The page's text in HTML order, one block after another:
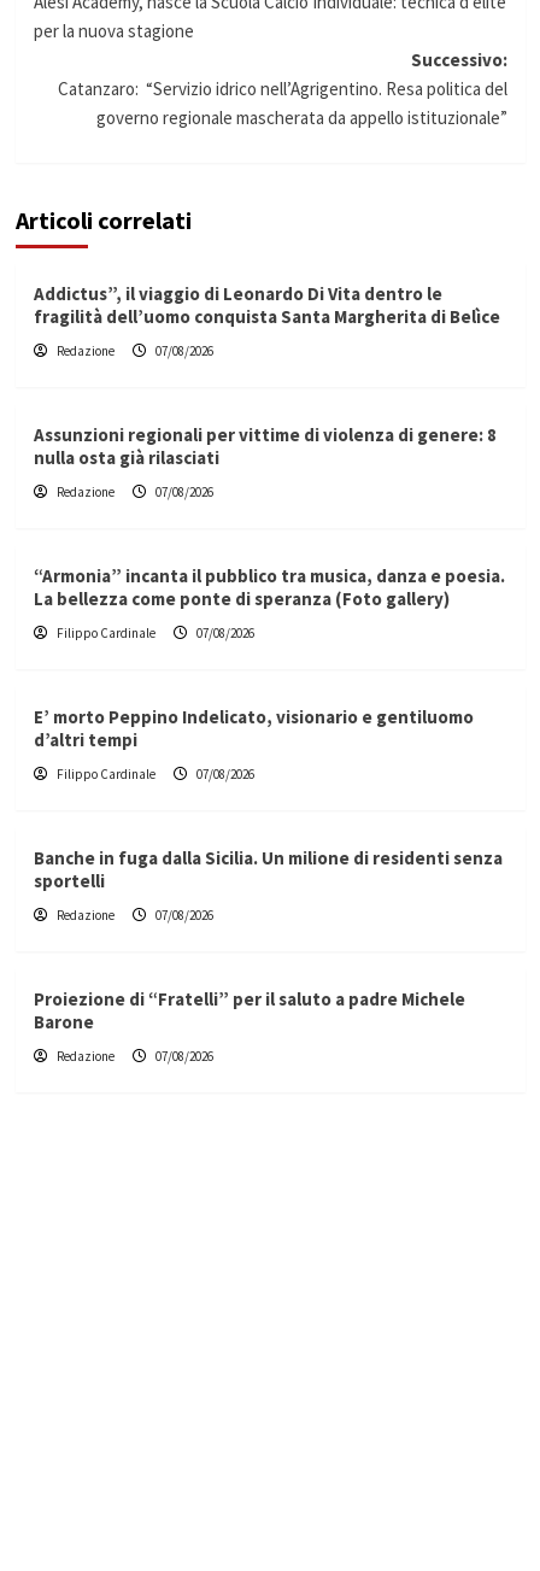
articolo
per la nuova stagione
Successivo:
Catanzaro: “Servizio idrico nell’Agrigentino. Resa politica del
governo regionale mascherata da appello istituzionale”
Articoli correlati
Addictus”, il viaggio di Leonardo Di Vita dentro le
fragilità dell’uomo conquista Santa Margherita di Belìce
Redazione 07/08/2026
Assunzioni regionali per vittime di violenza di genere: 8
nulla osta già rilasciati
Redazione 07/08/2026
“Armonia” incanta il pubblico tra musica, danza e poesia.
La bellezza come ponte di speranza (Foto gallery)
Filippo Cardinale 07/08/2026
E’ morto Peppino Indelicato, visionario e gentiluomo
d’altri tempi
Filippo Cardinale 07/08/2026
Banche in fuga dalla Sicilia. Un milione di residenti senza
sportelli
Redazione 07/08/2026
Proiezione di “Fratelli” per il saluto a padre Michele
Barone
Redazione 07/08/2026